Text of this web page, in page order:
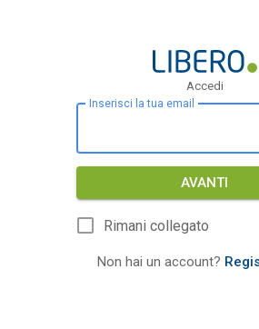
Accedi
Inserisci la tua email
AVANTI
Rimani collegato
Non hai un account?